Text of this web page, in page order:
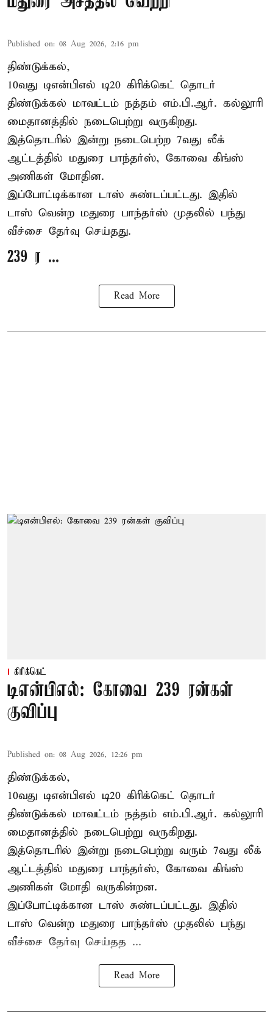
Published on: 08 Aug 2026, 2:16 pm
திண்டுக்கல்,
10வது டிஎன்பிஎல் டி20 கிரிக்கெட் தொடர்
திண்டுக்கல் மாவட்டம் நத்தம் எம்.பி.ஆர். கல்லூரி
மைதானத்தில் நடைபெற்று வருகிறது.
இத்தொடரில் இன்று நடைபெற்ற 7வது லீக்
ஆட்டத்தில் மதுரை பாந்தர்ஸ், கோவை கிங்ஸ்
அணிகள் மோதின.
இப்போட்டிக்கான டாஸ் சுண்டப்பட்டது. இதில்
டாஸ் வென்ற மதுரை பாந்தர்ஸ் முதலில் பந்து
வீச்சை தேர்வு செய்தது.
239 ர ...
Read More
கிரிக்கெட்
டிஎன்பிஎல்: கோவை 239 ரன்கள்
குவிப்பு
Published on: 08 Aug 2026, 12:26 pm
திண்டுக்கல்,
10வது டிஎன்பிஎல் டி20 கிரிக்கெட் தொடர்
திண்டுக்கல் மாவட்டம் நத்தம் எம்.பி.ஆர். கல்லூரி
மைதானத்தில் நடைபெற்று வருகிறது.
இத்தொடரில் இன்று நடைபெற்று வரும் 7வது லீக்
ஆட்டத்தில் மதுரை பாந்தர்ஸ், கோவை கிங்ஸ்
அணிகள் மோதி வருகின்றன.
இப்போட்டிக்கான டாஸ் சுண்டப்பட்டது. இதில்
டாஸ் வென்ற மதுரை பாந்தர்ஸ் முதலில் பந்து
வீச்சை தேர்வு செய்தத ...
Read More